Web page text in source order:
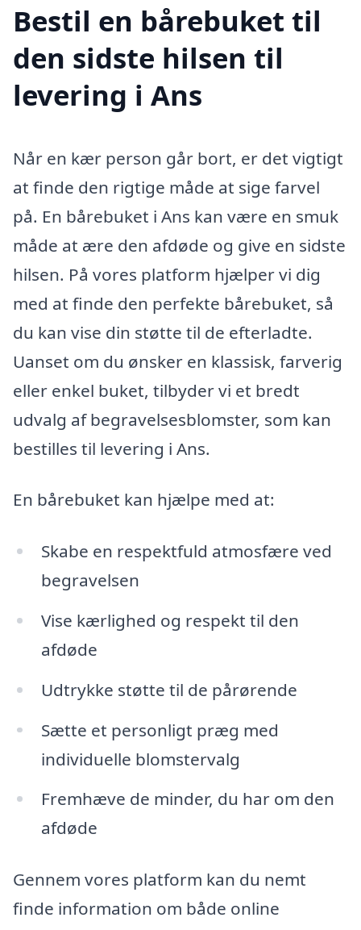
Bestil en bårebuket til
den sidste hilsen til
levering i Ans
Når en kær person går bort, er det vigtigt
at finde den rigtige måde at sige farvel
på. En bårebuket i Ans kan være en smuk
måde at ære den afdøde og give en sidste
hilsen. På vores platform hjælper vi dig
med at finde den perfekte bårebuket, så
du kan vise din støtte til de efterladte.
Uanset om du ønsker en klassisk, farverig
eller enkel buket, tilbyder vi et bredt
udvalg af begravelsesblomster, som kan
bestilles til levering i Ans.
En bårebuket kan hjælpe med at:
Skabe en respektfuld atmosfære ved
begravelsen
Vise kærlighed og respekt til den
afdøde
Udtrykke støtte til de pårørende
Sætte et personligt præg med
individuelle blomstervalg
Fremhæve de minder, du har om den
afdøde
Gennem vores platform kan du nemt
finde information om både online